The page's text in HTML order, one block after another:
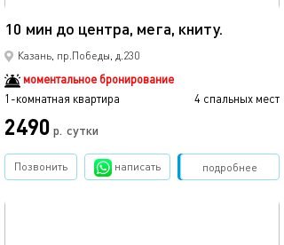
10 мин до центра, мега, книту.
Казань, пр.Победы, д.230
моментальное бронирование
1-комнатная квартира
4 спальных мест
2490 р. сутки
подробнее
Позвонить написать Забронировать